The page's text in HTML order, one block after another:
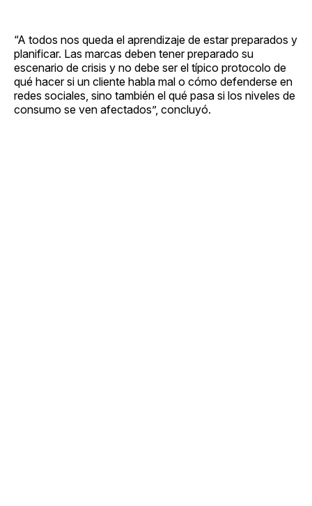
“A todos nos queda el aprendizaje de estar preparados y
planificar. Las marcas deben tener preparado su
escenario de crisis y no debe ser el típico protocolo de
qué hacer si un cliente habla mal o cómo defenderse en
redes sociales, sino también el qué pasa si los niveles de
consumo se ven afectados”, concluyó.